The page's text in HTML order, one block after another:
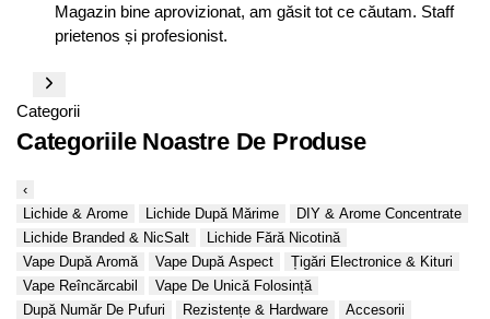
Magazin bine aprovizionat, am găsit tot ce căutam. Staff
prietenos și profesionist.
Categorii
Categoriile Noastre De Produse
‹
Lichide & Arome
Lichide După Mărime
DIY & Arome Concentrate
Lichide Branded & NicSalt
Lichide Fără Nicotină
Vape După Aromă
Vape După Aspect
Țigări Electronice & Kituri
Vape Reîncărcabil
Vape De Unică Folosință
După Număr De Pufuri
Rezistențe & Hardware
Accesorii